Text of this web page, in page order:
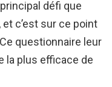
défi que
c’est sur ce point
questionnaire leur
la plus efficace de